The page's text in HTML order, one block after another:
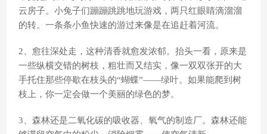
云房子。小兔子们蹦蹦跳跳地玩游戏，两只红眼睛滴溜溜
的转。一条条小鱼快速的游过来像是在追赶着河流。
2、愈往深处走，这种清香就愈发浓郁。抬头一看，原来是
一些纵横交错的树枝，粗壮而又结实，像一双双张开的大
手托住那些停歇在枝头的“蝴蝶”——绿叶。如果能爬到树
枝上，你一定会做一个美丽的绿色的梦。
3、森林还是二氧化碳的吸收器、氧气的制造厂。森林还能